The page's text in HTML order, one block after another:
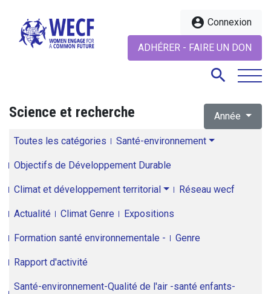
account_circle Connexion
ADHÉRER - FAIRE UN DON
search
Science et recherche Année
Toutes les catégories Santé-environnement
Objectifs de Développement Durable
Climat et développement territorial Réseau wecf
Actualité Climat Genre Expositions
Formation santé environnementale - Genre
Rapport d'activité
Santé-environnement-Qualité de l'air -santé enfants-